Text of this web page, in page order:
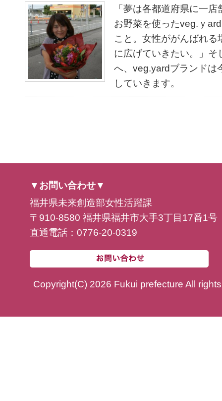
「夢は各都道府県に一店
お野菜を使ったveg.ｙ
こと。女性ががんばれる
に広げていきたい。」そ
へ、veg.yardブランドは
していきます。
▼お問い合わせ▼
福井県未来創造部女性活躍課
〒910-8580 福井県福井市大手3丁目17番1号
直通電話：0776-20-0319
Copyright(C) 2026 Fukui prefecture All